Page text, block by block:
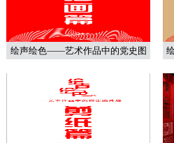
绘声绘色——艺术作品中的党史图